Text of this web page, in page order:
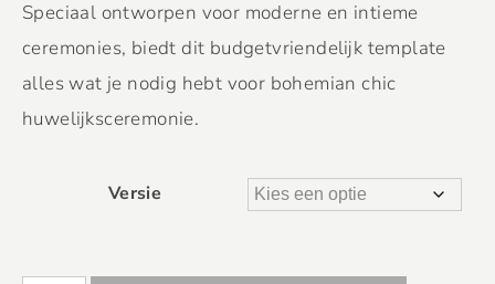
Speciaal ontworpen voor moderne en intieme
ceremonies, biedt dit budgetvriendelijk template
alles wat je nodig hebt voor bohemian chic
huwelijksceremonie.
Versie